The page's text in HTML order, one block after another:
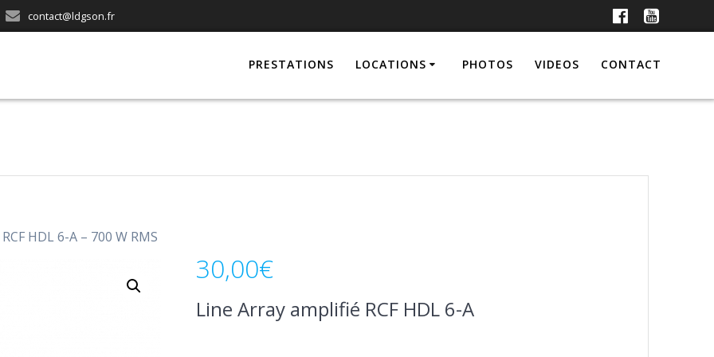
contact@ldgson.fr
PRESTATIONS LOCATIONS PHOTOS VIDEOS CONTACT
HDL 6-A – 700 W RMS
30,00€
Line Array amplifié RCF HDL 6-A